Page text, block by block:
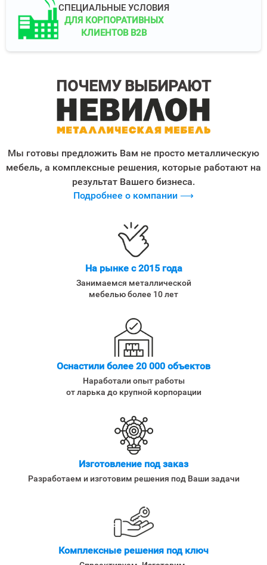
СПЕЦИАЛЬНЫЕ УСЛОВИЯ
ДЛЯ КОРПОРАТИВНЫХ
КЛИЕНТОВ B2B
ПОЧЕМУ ВЫБИРАЮТ
Мы готовы предложить Вам не просто металлическую
мебель, а комплексные решения, которые работают на
результат Вашего бизнеса.
Подробнее о компании ⟶
На рынке с 2015 года
Занимаемся металлической
мебелью более 10 лет
Оснастили более 20 000 объектов
Наработали опыт работы
от ларька до крупной корпорации
Изготовление под заказ
Разработаем и изготовим решения под Ваши задачи
Комплексные решения под ключ